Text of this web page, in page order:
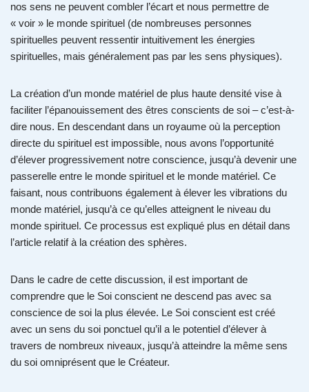
nos sens ne peuvent combler l’écart et nous permettre de
« voir » le monde spirituel (de nombreuses personnes
spirituelles peuvent ressentir intuitivement les énergies
spirituelles, mais généralement pas par les sens physiques).
La création d’un monde matériel de plus haute densité vise à
faciliter l’épanouissement des êtres conscients de soi – c’est-à-
dire nous. En descendant dans un royaume où la perception
directe du spirituel est impossible, nous avons l’opportunité
d’élever progressivement notre conscience, jusqu’à devenir une
passerelle entre le monde spirituel et le monde matériel. Ce
faisant, nous contribuons également à élever les vibrations du
monde matériel, jusqu’à ce qu’elles atteignent le niveau du
monde spirituel. Ce processus est expliqué plus en détail dans
l’article relatif à la création des sphères.
Dans le cadre de cette discussion, il est important de
comprendre que le Soi conscient ne descend pas avec sa
conscience de soi la plus élevée. Le Soi conscient est créé
avec un sens du soi ponctuel qu’il a le potentiel d’élever à
travers de nombreux niveaux, jusqu’à atteindre la même sens
du soi omniprésent que le Créateur.